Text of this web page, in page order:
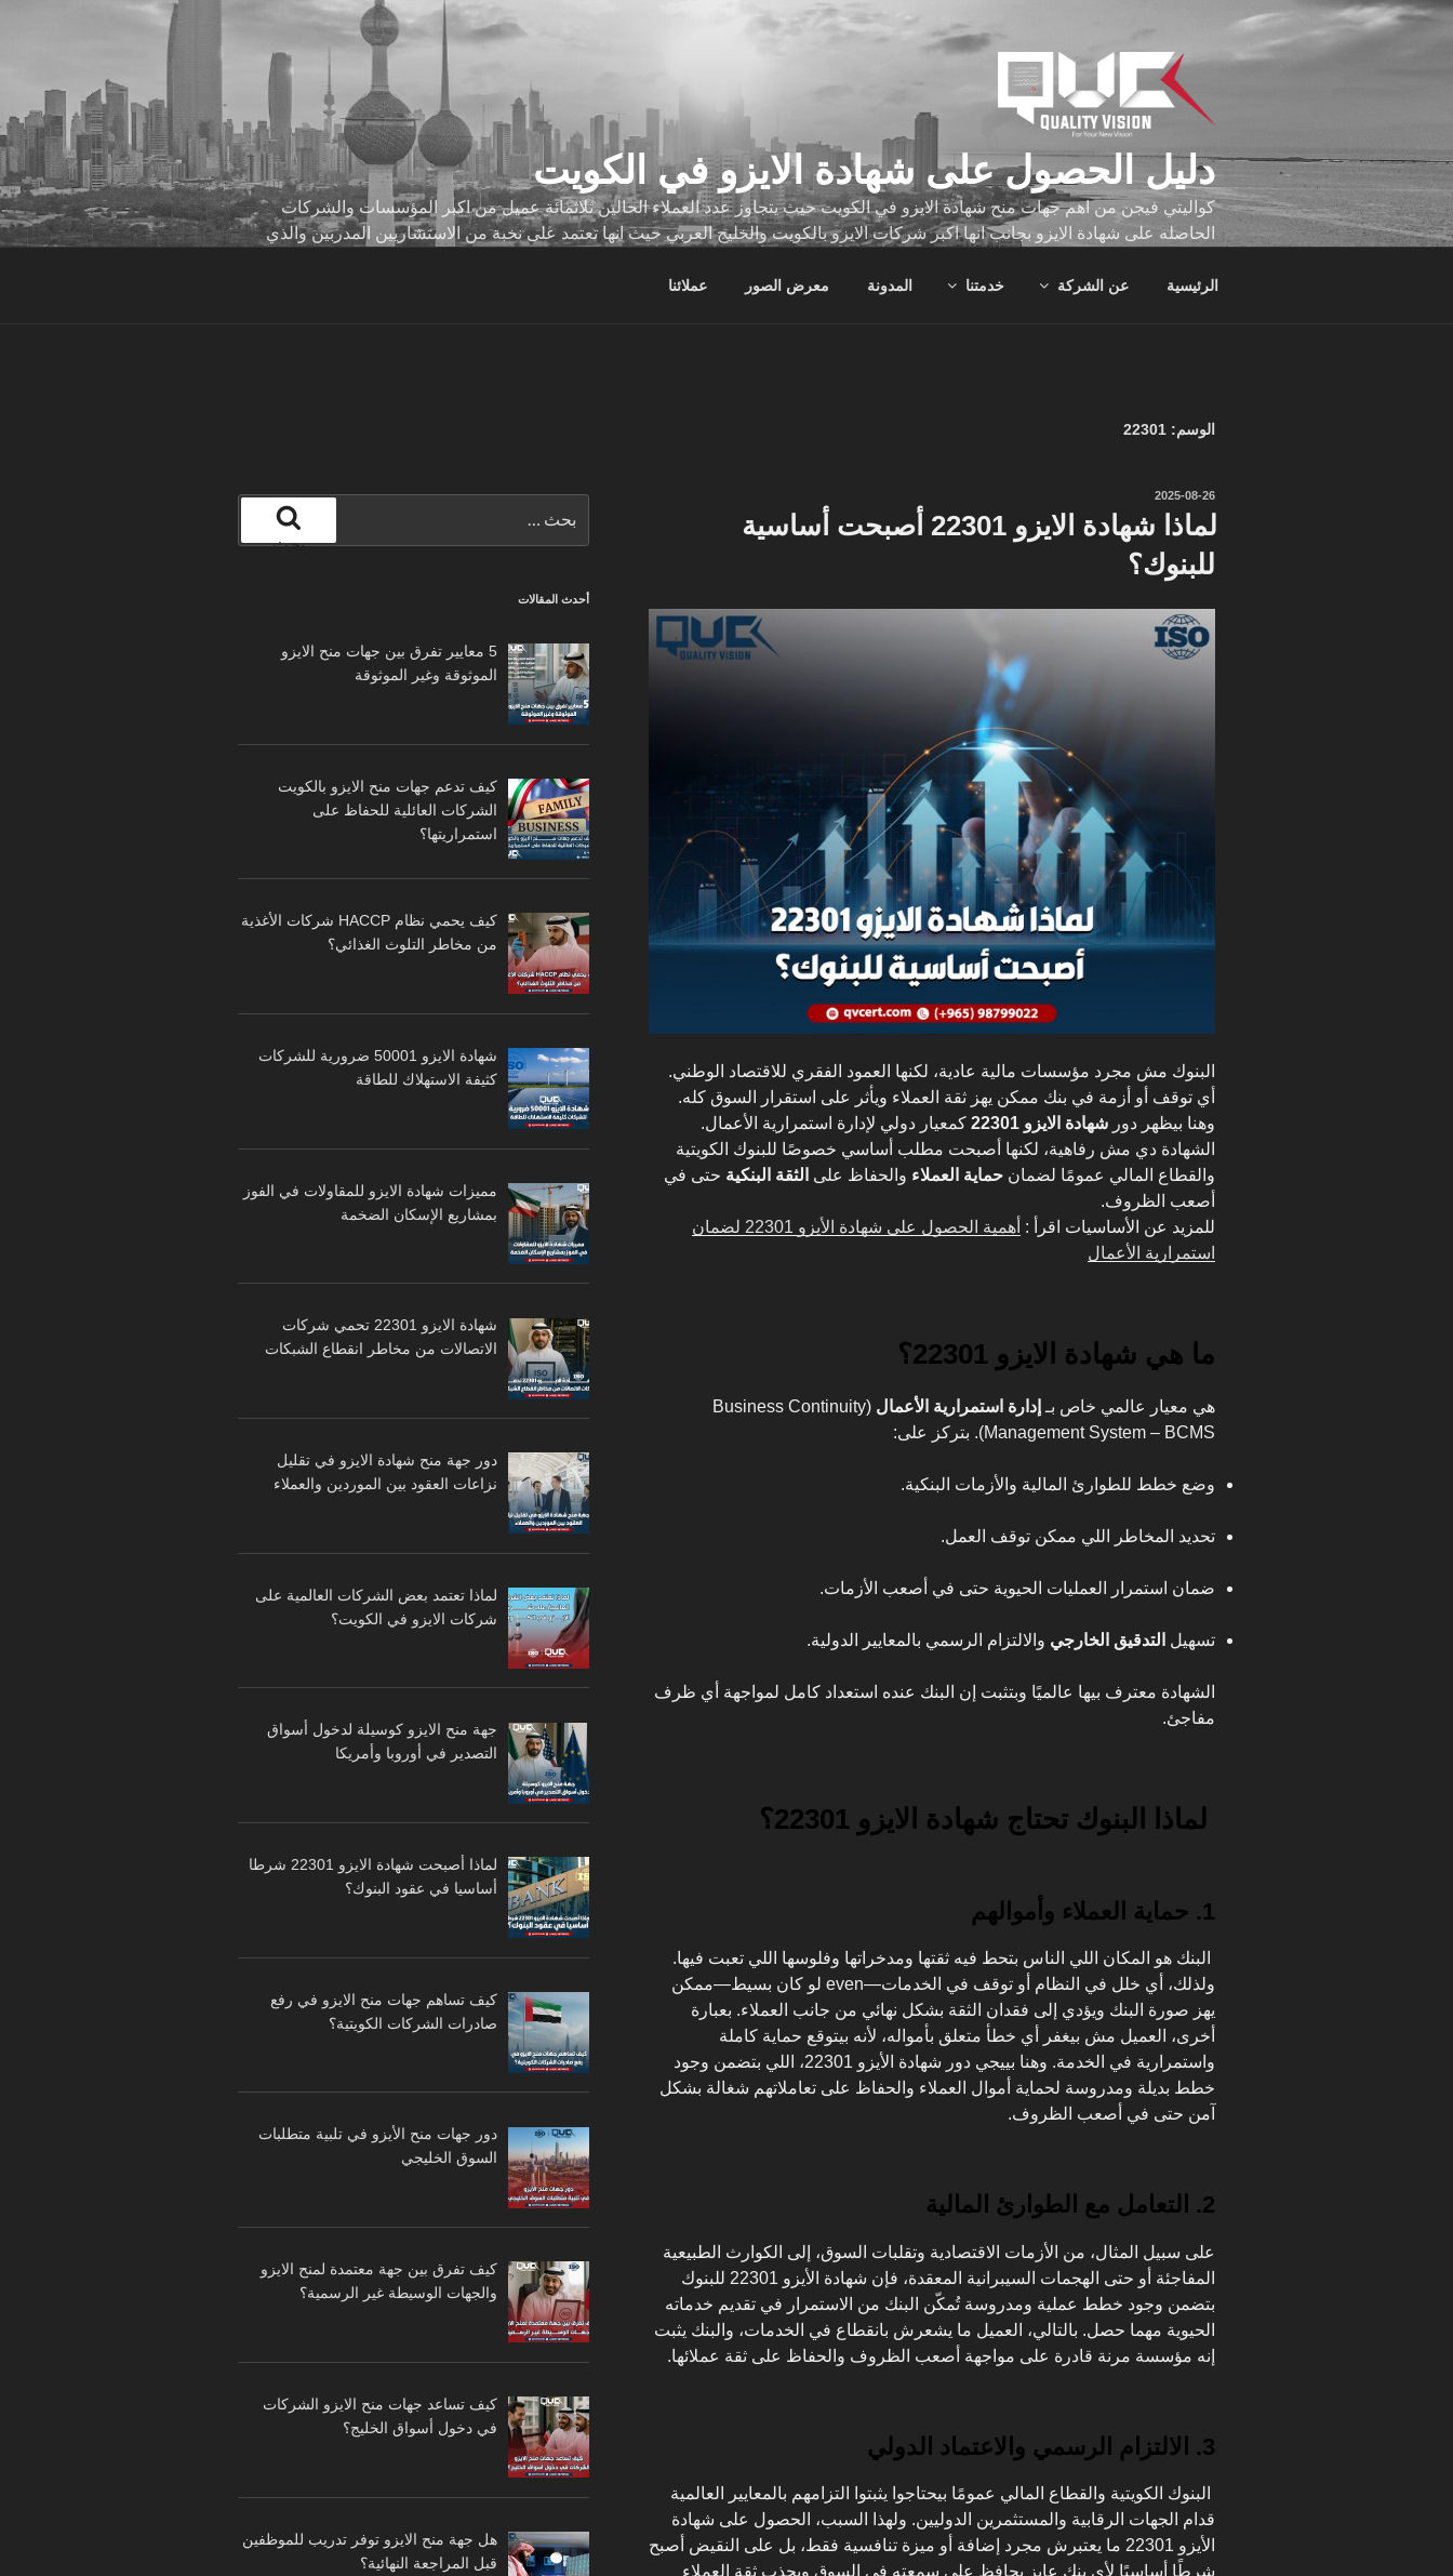
التجاوز
دليل الحصول على شهادة الايزو في الكويت
كواليتي فيجن من اهم جهات منح شهادة الايزو في الكويت حيث يتجاوز عدد العملاء الحالين ثلاثمائة عميل من اكبر المؤسسات والشركات
الحاصله على شهادة الايزو بجانب انها اكبر شركات الايزو بالكويت والخليج العربي حيث انها تعتمد على نخبة من الاستشاريين المدربين والذي
الرئيسية عن الشركة خدمتنا المدونة معرض الصور عملائنا
الوسم: 22301
نُشر
في
2025-08-26
لماذا شهادة الايزو 22301 أصبحت أساسية
للبنوك؟
البنوك مش مجرد مؤسسات مالية عادية، لكنها العمود الفقري للاقتصاد الوطني.
أي توقف أو أزمة في بنك ممكن يهز ثقة العملاء ويأثر على استقرار السوق كله.
وهنا بيظهر دور شهادة الايزو 22301
كمعيار دولي لإدارة استمرارية الأعمال.
الشهادة دي مش رفاهية، لكنها أصبحت مطلب أساسي خصوصًا للبنوك الكويتية
والقطاع المالي عمومًا لضمان حماية العملاء والحفاظ على الثقة البنكية حتى في
أصعب الظروف.
للمزيد عن الأساسيات اقرأ :
أهمية الحصول على شهادة الأيزو 22301 لضمان
استمرارية الأعمال
ما هي شهادة الايزو 22301؟
هي معيار عالمي خاص بـإدارة استمرارية الأعمال (Business Continuity
Management System – BCMS). بتركز على:
وضع خطط للطوارئ المالية والأزمات البنكية.
تحديد المخاطر اللي ممكن توقف العمل.
ضمان استمرار العمليات الحيوية حتى في أصعب الأزمات.
تسهيل التدقيق الخارجي والالتزام الرسمي بالمعايير الدولية.
الشهادة معترف بيها عالميًا وبتثبت إن البنك عنده استعداد كامل لمواجهة أي ظرف
مفاجئ.
لماذا البنوك تحتاج شهادة الايزو 22301؟
1. حماية العملاء وأموالهم
البنك هو المكان اللي الناس بتحط فيه ثقتها ومدخراتها وفلوسها اللي تعبت فيها.
ولذلك، أي خلل في النظام أو توقف في الخدمات—even لو كان بسيط—ممكن
يهز صورة البنك ويؤدي إلى فقدان الثقة بشكل نهائي من جانب العملاء. بعبارة
أخرى، العميل مش بيغفر أي خطأ متعلق بأمواله، لأنه بيتوقع حماية كاملة
واستمرارية في الخدمة. وهنا بييجي دور شهادة الأيزو 22301، اللي بتضمن وجود
خطط بديلة ومدروسة لحماية أموال العملاء والحفاظ على تعاملاتهم شغالة بشكل
آمن حتى في أصعب الظروف.
2. التعامل مع الطوارئ المالية
على سبيل المثال، من الأزمات الاقتصادية وتقلبات السوق، إلى الكوارث الطبيعية
المفاجئة أو حتى الهجمات السيبرانية المعقدة، فإن شهادة الأيزو 22301 للبنوك
بتضمن وجود خطط عملية ومدروسة تُمكّن البنك من الاستمرار في تقديم خدماته
الحيوية مهما حصل. بالتالي، العميل ما يشعرش بانقطاع في الخدمات، والبنك يثبت
إنه مؤسسة مرنة قادرة على مواجهة أصعب الظروف والحفاظ على ثقة عملائها.
3. الالتزام الرسمي والاعتماد الدولي
البنوك الكويتية والقطاع المالي عمومًا بيحتاجوا يثبتوا التزامهم بالمعايير العالمية
قدام الجهات الرقابية والمستثمرين الدوليين. ولهذا السبب، الحصول على شهادة
الأيزو 22301 ما يعتبرش مجرد إضافة أو ميزة تنافسية فقط، بل على النقيض أصبح
شرطًا أساسيًا لأي بنك عايز يحافظ على سمعته في السوق ويجذب ثقة العملاء
عن:
بحث
أحدث المقالات
5 معايير تفرق بين جهات منح الايزو
الموثوقة وغير الموثوقة
كيف تدعم جهات منح الايزو بالكويت
الشركات العائلية للحفاظ على
استمراريتها؟
كيف يحمي نظام HACCP شركات الأغذية
من مخاطر التلوث الغذائي؟
شهادة الايزو 50001 ضرورية للشركات
كثيفة الاستهلاك للطاقة
مميزات شهادة الايزو للمقاولات في الفوز
بمشاريع الإسكان الضخمة
شهادة الايزو 22301 تحمي شركات
الاتصالات من مخاطر انقطاع الشبكات
دور جهة منح شهادة الايزو في تقليل
نزاعات العقود بين الموردين والعملاء
لماذا تعتمد بعض الشركات العالمية على
شركات الايزو في الكويت؟
جهة منح الايزو كوسيلة لدخول أسواق
التصدير في أوروبا وأمريكا
لماذا أصبحت شهادة الايزو 22301 شرطا
أساسيا في عقود البنوك؟
كيف تساهم جهات منح الايزو في رفع
صادرات الشركات الكويتية؟
دور جهات منح الأيزو في تلبية متطلبات
السوق الخليجي
كيف تفرق بين جهة معتمدة لمنح الايزو
والجهات الوسيطة غير الرسمية؟
كيف تساعد جهات منح الايزو الشركات
في دخول أسواق الخليج؟
هل جهة منح الايزو توفر تدريب للموظفين
قبل المراجعة النهائية؟